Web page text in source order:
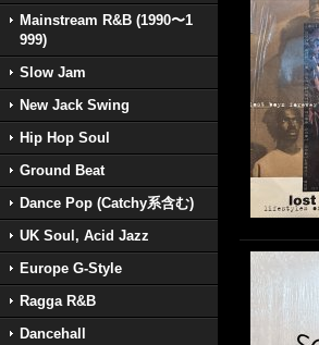
Mainstream R&B (1990〜1
999)
Slow Jam
New Jack Swing
Hip Hop Soul
Ground Beat
Dance Pop (Catchy系含む)
UK Soul, Acid Jazz
Europe G-Style
Ragga R&B
Dancehall